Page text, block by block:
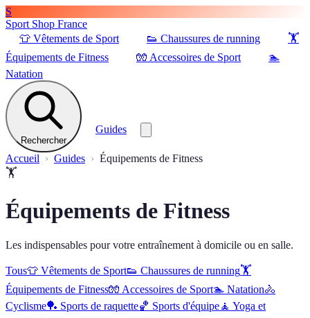
S
Sport Shop France
👕 Vêtements de Sport 👟 Chaussures de running
🏋️
Équipements de Fitness
🧤 Accessoires de Sport
🏊
Natation
Rechercher
Guides
Accueil Guides
Équipements de Fitness
🏋️
Équipements de Fitness
Les indispensables pour votre entraînement à domicile ou en salle.
Tous👕 Vêtements de Sport👟 Chaussures de running🏋️
Équipements de Fitness🧤 Accessoires de Sport🏊 Natation🚴
Cyclisme🏓 Sports de raquette🏀 Sports d'équipe🧘 Yoga et